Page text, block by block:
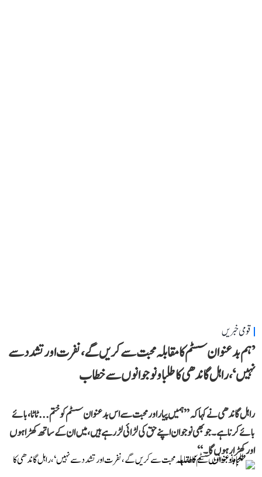
قومی خبریں
’ہم بدعنوان سسٹم کا مقابلہ محبت سے کریں گے، نفرت اور تشدد سے
نہیں‘، راہل گاندھی کا طلبا و نوجوانوں سے خطاب
راہل گاندھی نے کہا کہ ’’ہمیں پیار اور محبت سے اس بدعنوان سسٹم کو ختم... ٹاٹا، بائے
بائے کرنا ہے۔ جو بھی نوجوان اپنے حق کی لڑائی لڑ رہے ہیں، میں ان کے ساتھ کھڑا ہوں
اور کھڑا رہوں گا۔‘‘